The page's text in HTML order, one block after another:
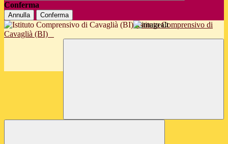
Conferma
Annulla Conferma
Istituto Comprensivo di
Cavaglià (BI)